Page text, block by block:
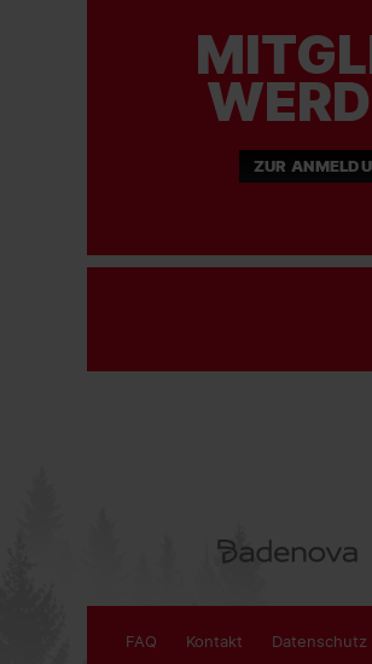
ZUR
FAQ Kontakt Datenschutz